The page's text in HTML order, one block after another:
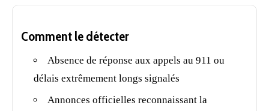
Comment le détecter
Absence de réponse aux appels au 911 ou
délais extrêmement longs signalés
Annonces officielles reconnaissant la